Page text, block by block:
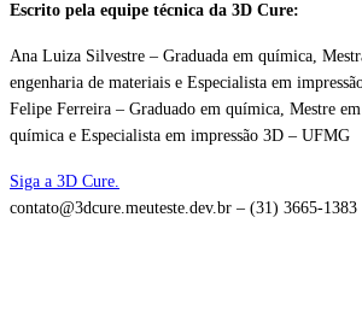
Escrito pela equipe técnica da 3D Cure:
Ana Luiza Silvestre – Graduada em química,
engenharia de materiais e Especialista em
Felipe Ferreira – Graduado em química, Mestre
química e Especialista em impressão 3D – UFMG
Siga a 3D Cure.
contato@3dcure.meuteste.dev.br – (31) 3665-1383